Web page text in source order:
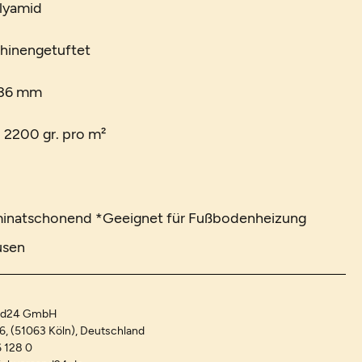
mm
gr. pro m²
*Geeignet für Fußbodenheizung
GmbH
(51063 Köln), Deutschland
128 0